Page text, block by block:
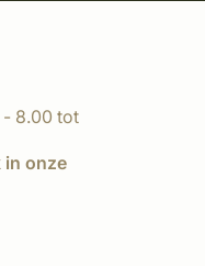
- 8.00 tot
in onze